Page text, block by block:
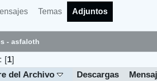
Temas Adjuntos
- asfaloth
[1]
del Archivo
Descargas